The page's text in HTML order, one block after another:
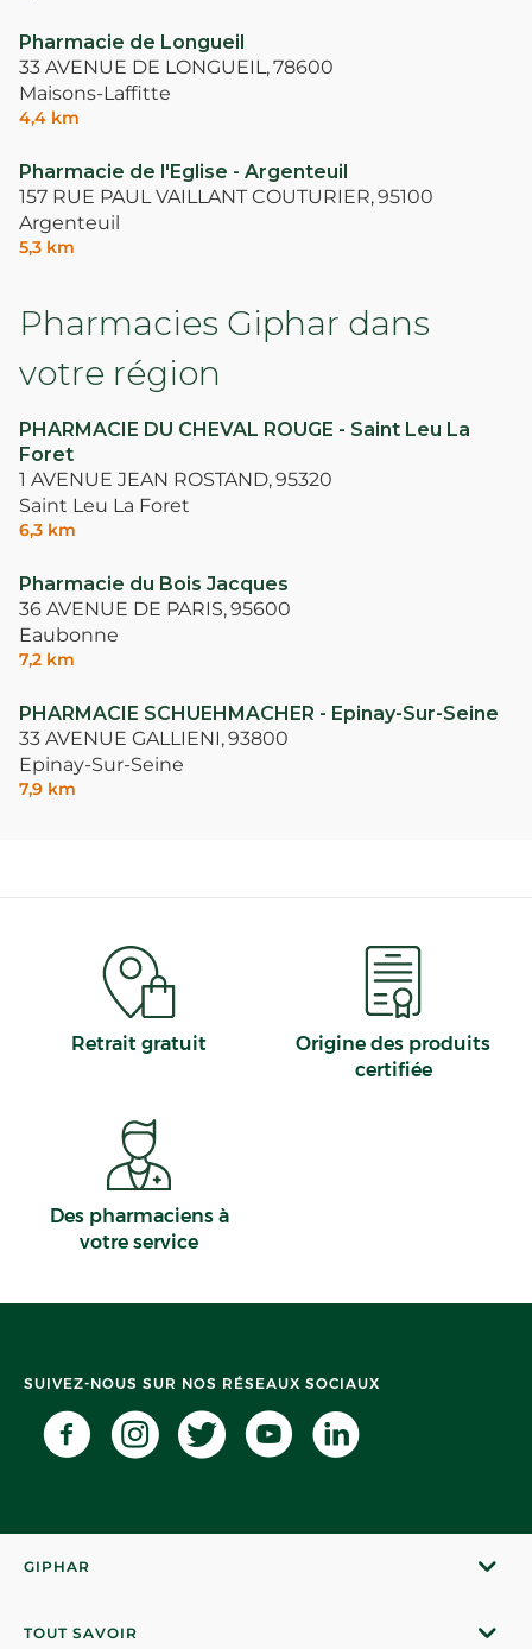
Pharmacie de Longueil
33 AVENUE DE LONGUEIL,78600
Maisons-Laffitte
4,4 km
Pharmacie de l'Eglise - Argenteuil
157 RUE PAUL VAILLANT COUTURIER,95100
Argenteuil
5,3 km
Pharmacies Giphar dans
votre région
PHARMACIE DU CHEVAL ROUGE - Saint Leu La
Foret
1 AVENUE JEAN ROSTAND,95320
Saint Leu La Foret
6,3 km
Pharmacie du Bois Jacques
36 AVENUE DE PARIS,95600
Eaubonne
7,2 km
PHARMACIE SCHUEHMACHER - Epinay-Sur-Seine
33 AVENUE GALLIENI,93800
Epinay-Sur-Seine
7,9 km
Retrait gratuit
Origine des produits
certifiée
Des pharmaciens à
votre service
SUIVEZ-NOUS SUR NOS RÉSEAUX SOCIAUX
GIPHAR
TOUT SAVOIR